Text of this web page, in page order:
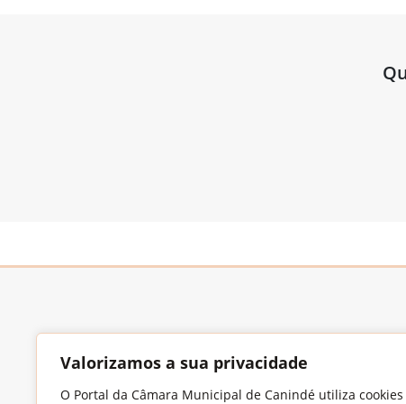
Valorizamos a sua privacidade
O Portal da Câmara Municipal de Canindé utiliza cookies